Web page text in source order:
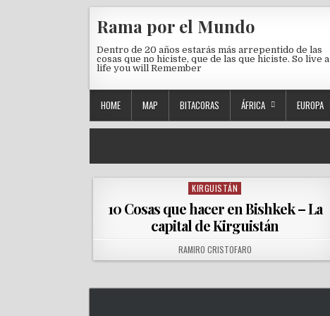
Rama por el Mundo
Dentro de 20 años estarás más arrepentido de las
cosas que no hiciste, que de las que hiciste. So live a
life you will Remember
HOME MAP BITACORAS ÁFRICA EUROPA
Posted in
KIRGUISTÁN
10 Cosas que hacer en Bishkek – La
capital de Kirguistán
AUTHOR:
RAMIRO CRISTOFARO